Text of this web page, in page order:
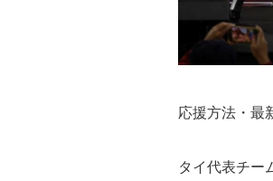
応援方法・最
タイ代表チー